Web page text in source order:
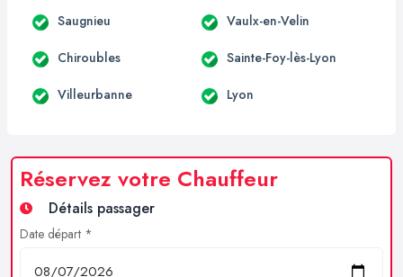
Saugnieu Vaulx-en-Velin
Chiroubles Sainte-Foy-lès-Lyon
Villeurbanne Lyon
Réservez votre Chauffeur
Détails passager
Date départ *